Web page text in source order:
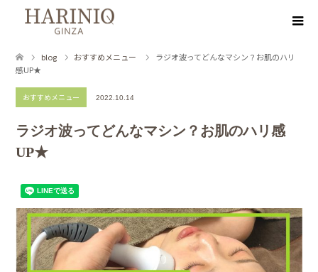
blog おすすめメニュー
ラジオ波ってどんなマシン？お肌のハリ
感UP★
おすすめメニュー 2022.10.14
ラジオ波ってどんなマシン？お肌のハリ感
UP★